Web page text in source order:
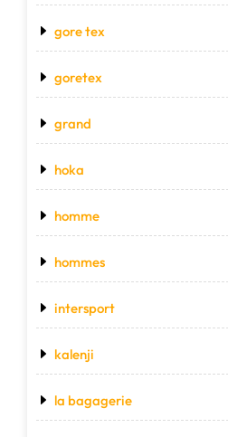
gore tex
goretex
grand
hoka
homme
hommes
intersport
kalenji
la bagagerie